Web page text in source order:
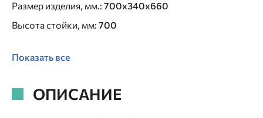
Размер изделия, мм.: 700x340x660
Высота стойки, мм: 700
Показать все
ОПИСАНИЕ